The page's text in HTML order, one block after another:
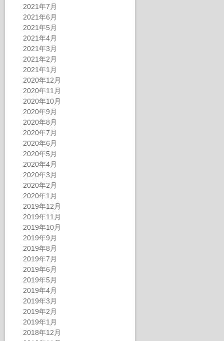
2021年7月
2021年6月
2021年5月
2021年4月
2021年3月
2021年2月
2021年1月
2020年12月
2020年11月
2020年10月
2020年9月
2020年8月
2020年7月
2020年6月
2020年5月
2020年4月
2020年3月
2020年2月
2020年1月
2019年12月
2019年11月
2019年10月
2019年9月
2019年8月
2019年7月
2019年6月
2019年5月
2019年4月
2019年3月
2019年2月
2019年1月
2018年12月